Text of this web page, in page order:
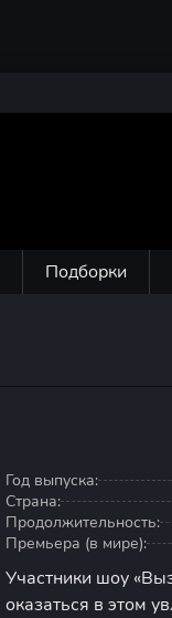
Подборки
Год выпуска:
Страна:
Продолжительность:
Премьера (в мире):
Участники шоу
оказаться в этом